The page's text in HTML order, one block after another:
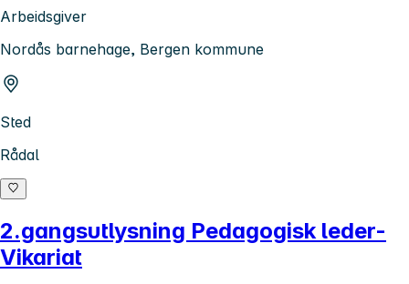
Arbeidsgiver
Nordås barnehage, Bergen kommune
Sted
Rådal
2.gangsutlysning Pedagogisk leder-
Vikariat